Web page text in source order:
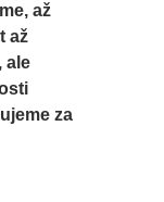
až
až
ale
za